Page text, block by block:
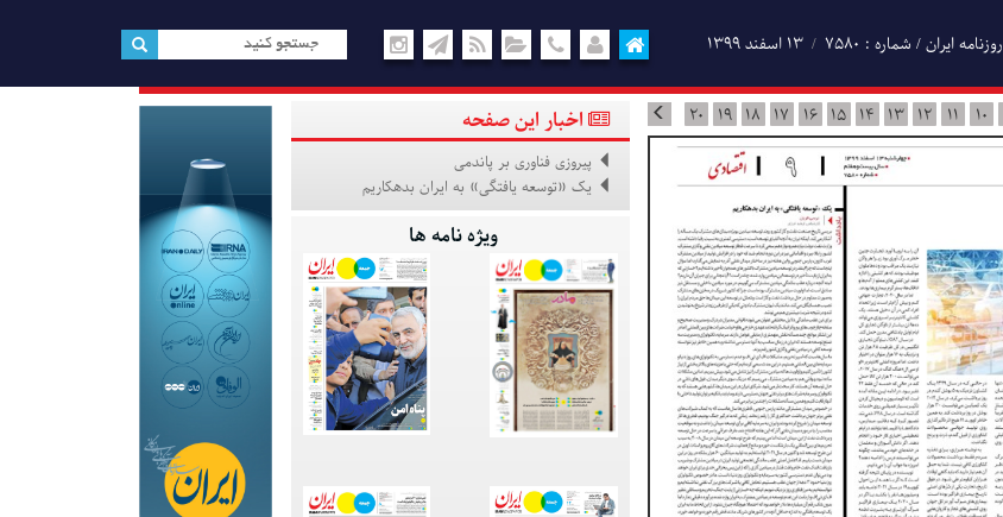
روزنامه ایران / شماره : 7580 ۱۳ اسفند ۱۳۹۹
10
11
12
13
14
15
16
17
18
19
20 اخبار این صفحه
پیروزی فناوری بر پاندمی
یک «توسعه یافتگی» به ایران بدهکاریم
ویژه نامه ها